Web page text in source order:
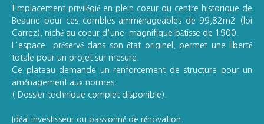
Emplacement privilégié en plein coeur du centre historique de
Beaune pour ces combles amménageables de 99,82m2 (loi
Carrez), niché au coeur d'une magnifique bâtisse de 1900.
L'espace préservé dans son état originel, permet une liberté
totale pour un projet sur mesure.
Ce plateau demande un renforcement de structure pour un
aménagement aux normes.
( Dossier technique complet disponible).
Idéal investisseur ou passionné de rénovation.